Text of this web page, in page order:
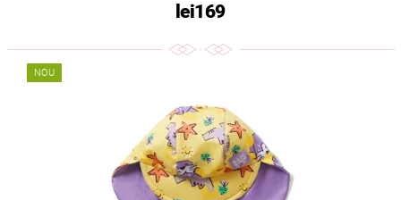
lei169
NOU